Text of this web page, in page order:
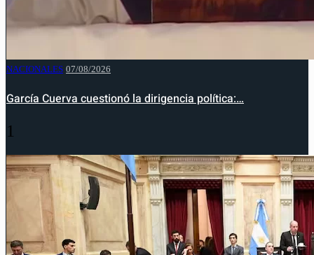
NACIONALES 07/08/2026
García Cuerva cuestionó la dirigencia política:…
1